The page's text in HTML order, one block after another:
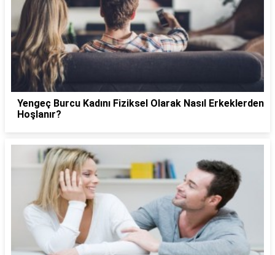
Yengeç Burcu Kadını Fiziksel Olarak Nasıl Erkeklerden
Hoşlanır?